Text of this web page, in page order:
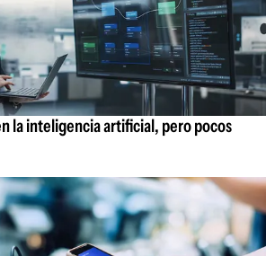
la inteligencia artificial, pero pocos